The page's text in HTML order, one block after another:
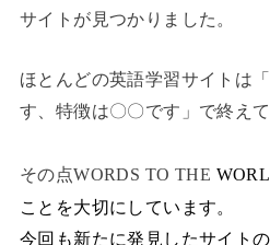
サイトが見つかりました。
ほとんどの英語学習サイトは
す、特徴は〇〇です」で終え
その点WORDS TO THE
ことを大切にしています。
今回も新たに発見したサイト